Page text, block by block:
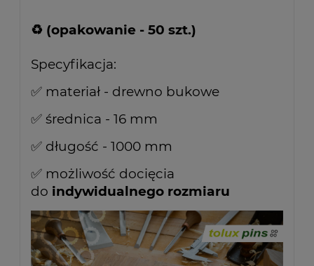
♻ (opakowanie - 50 szt.)
Specyfikacja:
✅ materiał - drewno bukowe
✅ średnica - 16 mm
✅ długość - 1000 mm
✅ możliwość docięcia
do indywidualnego rozmiaru